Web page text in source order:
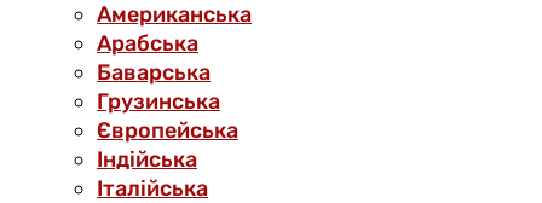
Американська
Арабська
Баварська
Грузинська
Європейська
Індійська
Італійська